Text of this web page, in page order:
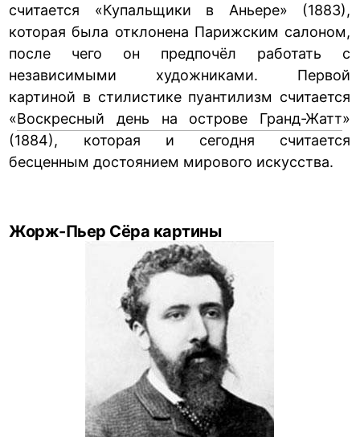
считается «Купальщики в Аньере» (1883),
которая была отклонена Парижским салоном,
после чего он предпочёл работать с
независимыми художниками. Первой
картиной в стилистике пуантилизм считается
«Воскресный день на острове Гранд-Жатт»
(1884), которая и сегодня считается
бесценным достоянием мирового искусства.
Жорж-Пьер Сёра картины